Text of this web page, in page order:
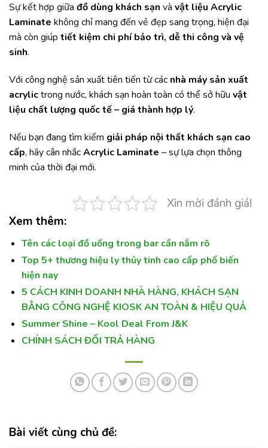
Sự kết hợp giữa đồ dùng khách sạn và vật liệu Acrylic
Laminate không chỉ mang đến vẻ đẹp sang trọng, hiện đại
mà còn giúp tiết kiệm chi phí bảo trì, dễ thi công và vệ
sinh.
Với công nghệ sản xuất tiên tiến từ các nhà máy sản xuất
acrylictrong nước, khách sạn hoàn toàn có thể sở hữu vật
liệu chất lượng quốc tế – giá thành hợp lý.
Nếu bạn đang tìm kiếm giải pháp nội thất khách sạn cao
cấp, hãy cân nhắcAcrylic Laminate – sự lựa chọn thông
minh của thời đại mới.
Xin mời đánh giá!
Xem thêm:
Tên các loại đồ uống trong bar cần nắm rõ
Top 5+ thương hiệu ly thủy tinh cao cấp phổ biến
hiện nay
5 CÁCH KINH DOANH NHÀ HÀNG, KHÁCH SẠN
BẰNG CÔNG NGHỆ KIOSK AN TOÀN & HIỆU QUẢ
Summer Shine – Kool Deal From J&K
CHÍNH SÁCH ĐỔI TRẢ HÀNG
Bài viết cùng chủ đề: